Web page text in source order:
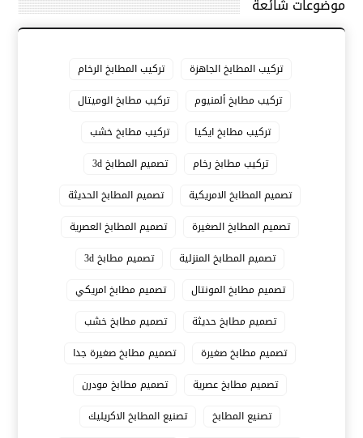
موضوعات شائعة
تركيب المطابخ الجاهزة
تركيب المطابخ الرخام
تركيب مطابخ ألمنيوم
تركيب مطابخ الوميتال
تركيب مطابخ ايكيا
تركيب مطابخ خشب
تركيب مطابخ رخام
تصميم المطابخ 3d
تصميم المطابخ الامريكية
تصميم المطابخ الحديثة
تصميم المطابخ الصغيرة
تصميم المطابخ العصرية
تصميم المطابخ المنزلية
تصميم مطابخ 3d
تصميم مطابخ المونتال
تصميم مطابخ امريكي
تصميم مطابخ حديثة
تصميم مطابخ خشب
تصميم مطابخ صغيرة
تصميم مطابخ صغيرة جدا
تصميم مطابخ عصرية
تصميم مطابخ مودرن
تصنيع المطابخ
تصنيع المطابخ الاكريليك